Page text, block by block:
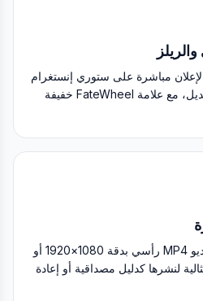
مباشرة على ستوري إنستغرام
أو تيك توك أو كريل — بلا تعديل، مع علامة FateWheel خفيفة
احفظ لقطة إعلان الفائز كفيديو MP4 رأسي بدقة 1080×1920 أو
لنشرها كدليل مصداقية أو إعادة